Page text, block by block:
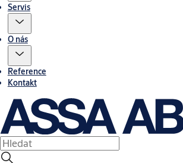
Servis
O nás
Reference
Kontakt